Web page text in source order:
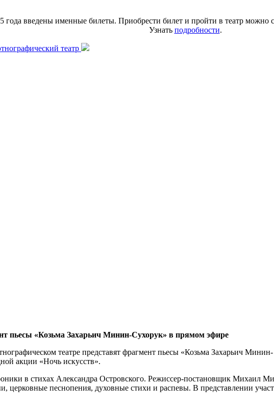
введены именные билеты. Приобрести билет и пройти в театр можно
Узнать подробности.
пьесы «Козьма Захарьич Минин-Сухорук» в прямом эфире
театре представят фрагмент пьесы «Козьма Захарьич Минин-
акции «Ночь искусств».
в стихах Александра Островского. Режиссер-постановщик Михаил
церковные песнопения, духовные стихи и распевы. В представлении